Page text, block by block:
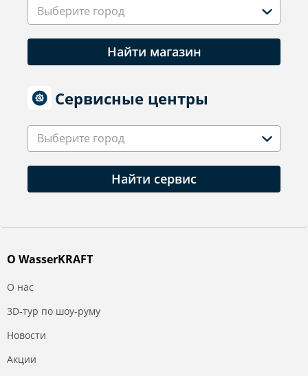
Выберите город
Найти магазин
Сервисные центры
Выберите город
Найти сервис
О WasserKRAFT
О нас
3D-тур по шоу-руму
Новости
Акции